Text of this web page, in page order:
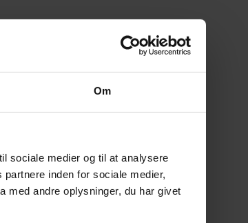
Om
sociale medier og til at analysere
inden for sociale medier,
med andre oplysninger, du har givet